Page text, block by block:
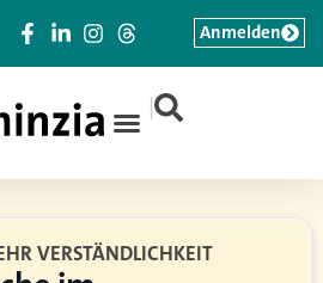
|
Anmelden
VERSTÄNDLICHKEIT